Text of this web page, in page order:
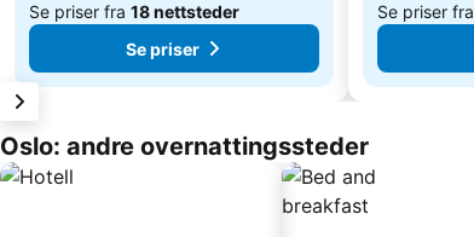
Se priser fra 18 nettsteder
Se priser
Se priser fra
Oslo: andre overnattingssteder